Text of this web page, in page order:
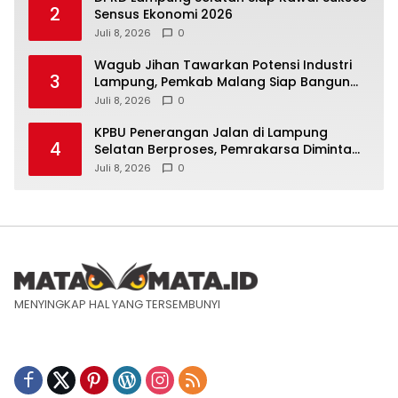
2
Sensus Ekonomi 2026
Juli 8, 2026 0
3
Wagub Jihan Tawarkan Potensi Industri
Lampung, Pemkab Malang Siap Bangun
Sinergi
Juli 8, 2026 0
4
KPBU Penerangan Jalan di Lampung
Selatan Berproses, Pemrakarsa Diminta
Susun FS
Juli 8, 2026 0
MENYINGKAP HAL YANG TERSEMBUNYI